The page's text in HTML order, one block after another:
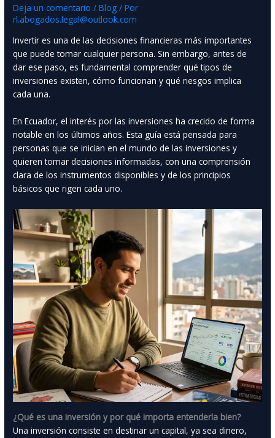
Deja un comentario /Blog / Por
rl.abogados.legal@outlook.com
Invertir es una de las decisiones financieras más importantes
que puede tomar cualquier persona. Sin embargo, antes de
dar ese paso, es fundamental comprender qué tipos de
inversiones existen, cómo funcionan y qué riesgos implica
cada una.
En Ecuador, el interés por las inversiones ha crecido de forma
notable en los últimos años. Esta guía está pensada para
personas que se inician en el mundo de las inversiones y
quieren tomar decisiones informadas, con una comprensión
clara de los instrumentos disponibles y de los principios
básicos que rigen cada uno.
¿Qué es una inversión y por qué importa entenderla bien?
Una inversión consiste en destinar un capital, ya sea dinero,